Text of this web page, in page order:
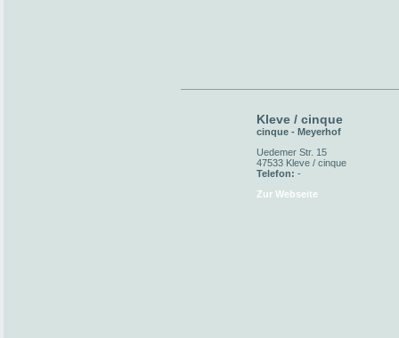
Kleve / cinque
cinque - Meyerhof
Uedemer Str. 15
47533 Kleve / cinque
Telefon: -
Zur Webseite